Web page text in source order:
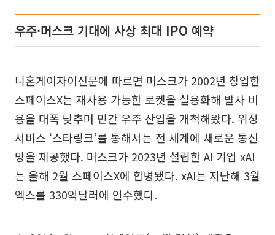
우주·머스크 기대에 사상 최대 IPO 예약
니혼게이자이신문에 따르면 머스크가 2002년 창업한
스페이스X는 재사용 가능한 로켓을 실용화해 발사 비
용을 대폭 낮추며 민간 우주 산업을 개척해왔다. 위성
서비스 ‘스타링크’를 통해서는 전 세계에 새로운 통신
망을 제공했다. 머스크가 2023년 설립한 AI 기업 xAI
는 올해 2월 스페이스X에 합병됐다. xAI는 지난해 3월
엑스를 330억달러에 인수했다.